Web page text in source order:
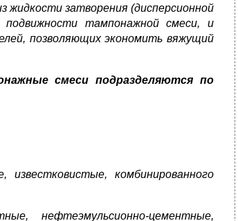
затворения (дисперсионной
тампонажной смеси, и
позволяющих экономить вяжущий
смеси подразделяются по
комбинированного
нефтеэмульсионно-цементные,